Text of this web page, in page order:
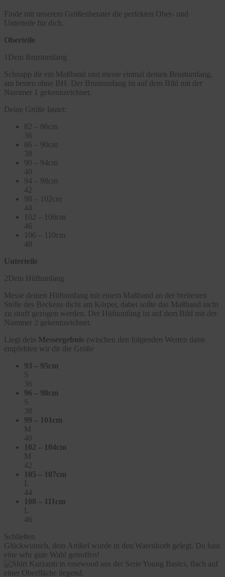
Finde mit unserem Größenberater die perfekten Ober- und
Unterteile für dich.
Oberteile
1 Dein Brustumfang
Schnapp dir ein Maßband und messe einmal deinen Brustumfang,
am besten ohne BH. Der Brustumfang ist auf dem Bild mit der
Nummer 1 gekennzeichnet.
Deine Größe lautet:
82 – 86cm
36
86 – 90cm
38
90 – 94cm
40
94 – 98cm
42
98 – 102cm
44
102 – 106cm
46
106 – 110cm
48
Unterteile
2Dein Hüftumfang
Messe deinen Hüftumfang mit einem Maßband an der breitesten
Stelle des Beckens dicht am Körper, dabei sollte das Maßband nicht
zu straff gezogen werden. Der Hüftumfang ist auf dem Bild mit der
Nummer 2 gekennzeichnet.
Liegt dein Messergebnis zwischen den folgenden Werten dann
empfehlen wir dir die Größe
93 – 95cm
S
36
96 – 98cm
S
38
99 – 101cm
M
40
102 – 104cm
M
42
105 – 107cm
L
44
108 – 111cm
L
46
Schließen
Glückwunsch, dein Artikel wurde in den Warenkorb gelegt. Du hast
eine sehr gute Wahl getroffen!